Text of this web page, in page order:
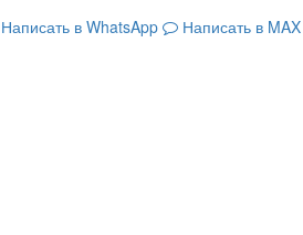
Написать в WhatsApp
Написать в MAX